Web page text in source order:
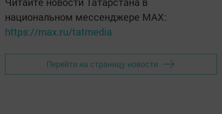
национальном мессенджере MАХ:
https://max.ru/tatmedia
Перейти на страницу новости